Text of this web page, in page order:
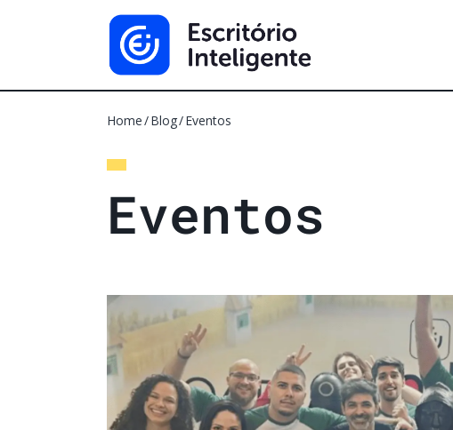
Home Blog Eventos
Eventos